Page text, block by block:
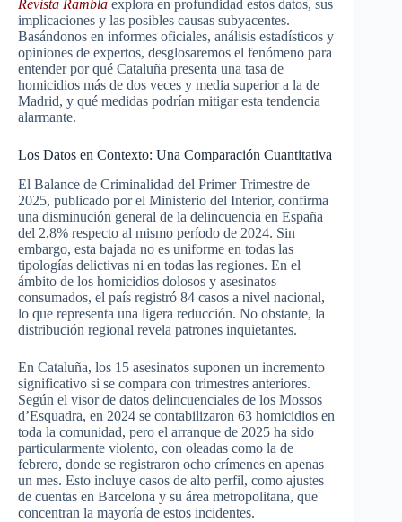
Revista Rambla explora en profundidad estos datos, sus
implicaciones y las posibles causas subyacentes.
Basándonos en informes oficiales, análisis estadísticos y
opiniones de expertos, desglosaremos el fenómeno para
entender por qué Cataluña presenta una tasa de
homicidios más de dos veces y media superior a la de
Madrid, y qué medidas podrían mitigar esta tendencia
alarmante.
Los Datos en Contexto: Una Comparación Cuantitativa
El Balance de Criminalidad del Primer Trimestre de
2025, publicado por el Ministerio del Interior, confirma
una disminución general de la delincuencia en España
del 2,8% respecto al mismo período de 2024. Sin
embargo, esta bajada no es uniforme en todas las
tipologías delictivas ni en todas las regiones. En el
ámbito de los homicidios dolosos y asesinatos
consumados, el país registró 84 casos a nivel nacional,
lo que representa una ligera reducción. No obstante, la
distribución regional revela patrones inquietantes.
En Cataluña, los 15 asesinatos suponen un incremento
significativo si se compara con trimestres anteriores.
Según el visor de datos delincuenciales de los Mossos
d’Esquadra, en 2024 se contabilizaron 63 homicidios en
toda la comunidad, pero el arranque de 2025 ha sido
particularmente violento, con oleadas como la de
febrero, donde se registraron ocho crímenes en apenas
un mes. Esto incluye casos de alto perfil, como ajustes
de cuentas en Barcelona y su área metropolitana, que
concentran la mayoría de estos incidentes.